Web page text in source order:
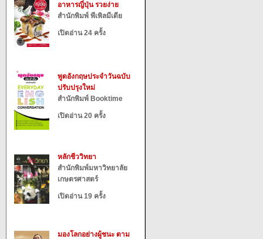
อาหารญี่ปุ่น รวยง่าย
สำนักพิมพ์ พีเพิลมีเดีย
เปิดอ่าน 24 ครั้ง
พูดอังกฤษประจำวันฉบับ
ปรับปรุงใหม่
สำนักพิมพ์ Booktime
เปิดอ่าน 20 ครั้ง
หลักชีววิทยา
สำนักพิมพ์มหาวิทยาลัย
เกษตรศาสตร์
เปิดอ่าน 19 ครั้ง
มองโลกอย่างผู้ชนะ ตาม